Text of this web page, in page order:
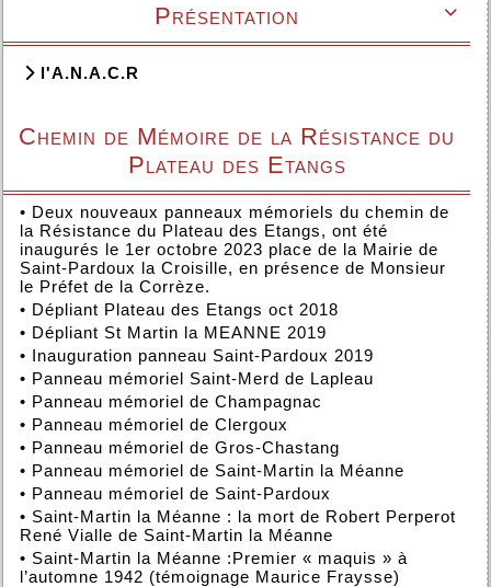

Présentation
l'A.N.A.C.R
Chemin de Mémoire de la Résistance du
Plateau des Etangs
• Deux nouveaux panneaux mémoriels du chemin de
la Résistance du Plateau des Etangs, ont été
inaugurés le 1er octobre 2023 place de la Mairie de
Saint-Pardoux la Croisille, en présence de Monsieur
le Préfet de la Corrèze.
• Dépliant Plateau des Etangs oct 2018
• Dépliant St Martin la MEANNE 2019
• Inauguration panneau Saint-Pardoux 2019
• Panneau mémoriel Saint-Merd de Lapleau
• Panneau mémoriel de Champagnac
• Panneau mémoriel de Clergoux
• Panneau mémoriel de Gros-Chastang
• Panneau mémoriel de Saint-Martin la Méanne
• Panneau mémoriel de Saint-Pardoux
• Saint-Martin la Méanne : la mort de Robert Perperot
René Vialle de Saint-Martin la Méanne
• Saint-Martin la Méanne :Premier « maquis » à
l’automne 1942 (témoignage Maurice Fraysse)